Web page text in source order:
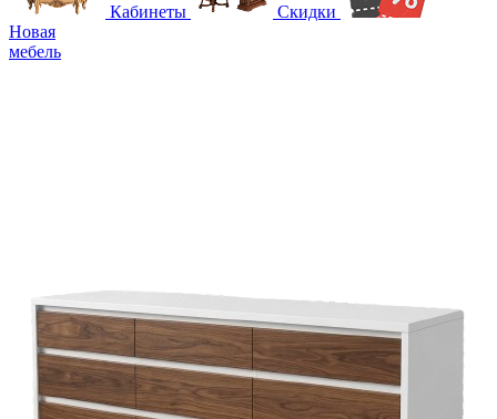
Кабинеты
Скидки
Новая
мебель